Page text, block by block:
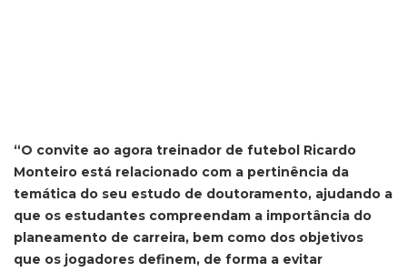
“O convite ao agora treinador de futebol Ricardo
Monteiro está relacionado com a pertinência da
temática do seu estudo de doutoramento, ajudando a
que os estudantes compreendam a importância do
planeamento de carreira, bem como dos objetivos
que os jogadores definem, de forma a evitar